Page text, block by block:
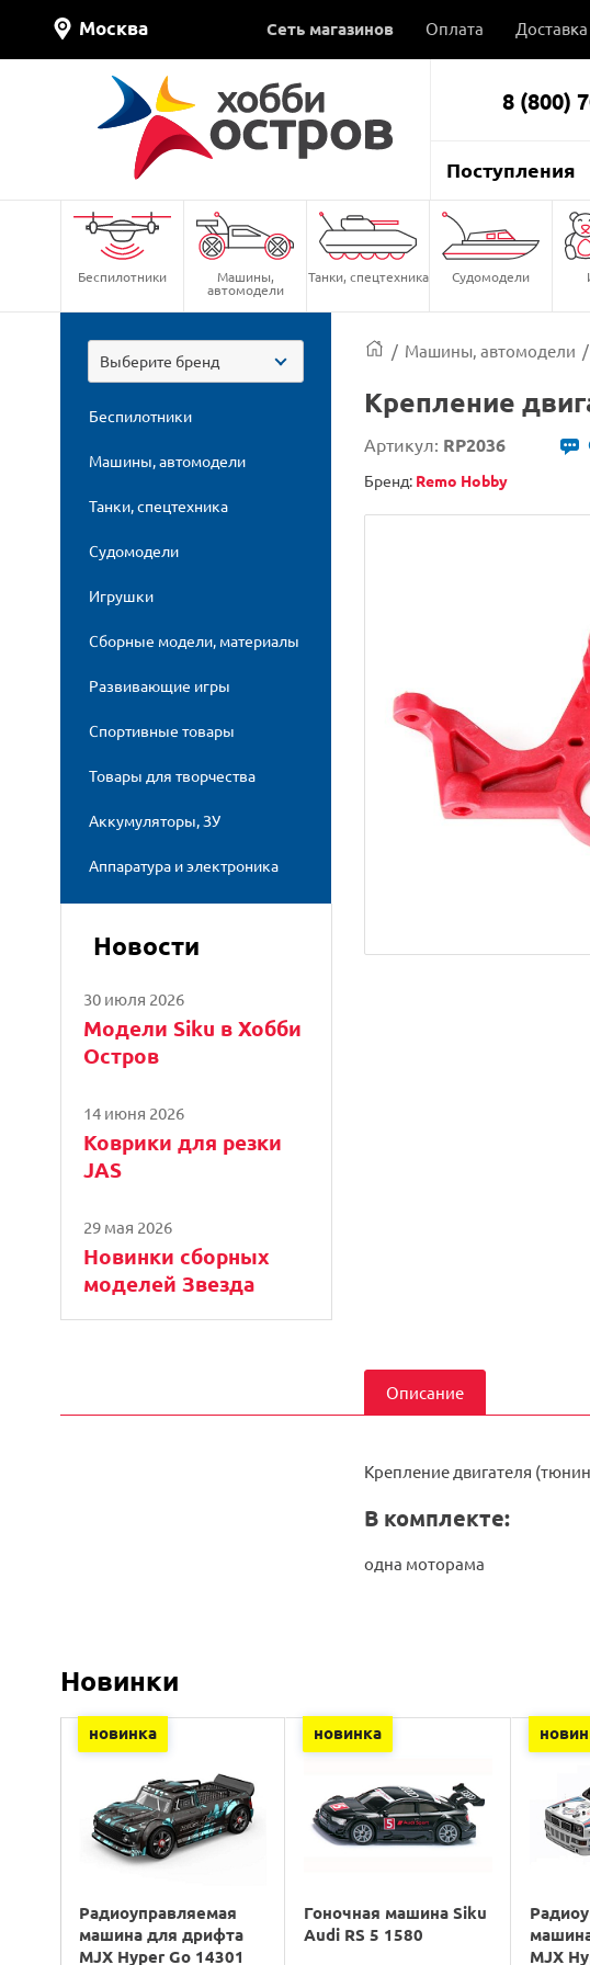
Москва Сеть магазинов Оплата Доставка
8 (800)
Поступления
Беспилотники Машины,
автомодели
Танки, спецтехника Судомодели
Выберите бренд
Беспилотники
Машины, автомодели
Танки, спецтехника
Судомодели
Игрушки
Сборные модели, материалы
Развивающие игры
Спортивные товары
Товары для творчества
Аккумуляторы, ЗУ
Аппаратура и электроника
Новости
30 июля 2026
Модели Siku в Хобби
Остров
14 июня 2026
Коврики для резки
JAS
29 мая 2026
Новинки сборных
моделей Звезда
/ Машины, автомодели /
Крепление
Артикул: RP2036
Бренд: Remo Hobby
Описание
Крепление двигателя
В комплекте:
одна моторама
Новинки
новинка
Радиоуправляемая
машина для дрифта
MJX Hyper Go 14301
новинка
Гоночная машина Siku
Audi RS 5 1580
MJX